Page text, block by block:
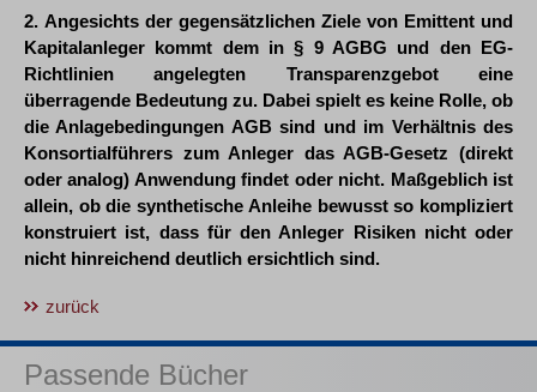
2. Angesichts der gegensätzlichen Ziele von Emittent und
Kapitalanleger kommt dem in § 9 AGBG und den EG-
Richtlinien angelegten Transparenzgebot eine
überragende Bedeutung zu. Dabei spielt es keine Rolle, ob
die Anlagebedingungen AGB sind und im Verhältnis des
Konsortialführers zum Anleger das AGB-Gesetz (direkt
oder analog) Anwendung findet oder nicht. Maßgeblich ist
allein, ob die synthetische Anleihe bewusst so kompliziert
konstruiert ist, dass für den Anleger Risiken nicht oder
nicht hinreichend deutlich ersichtlich sind.
zurück
Passende Bücher